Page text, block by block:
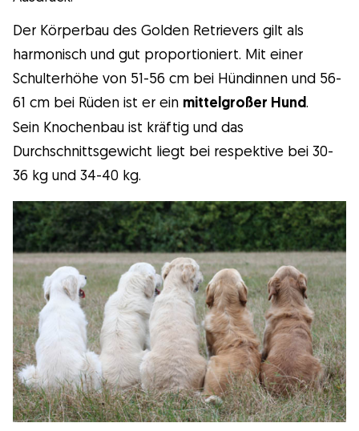
Der Körperbau des Golden Retrievers gilt als
harmonisch und gut proportioniert. Mit einer
Schulterhöhe von 51-56 cm bei Hündinnen und 56-
61 cm bei Rüden ist er ein mittelgroßer Hund.
Sein Knochenbau ist kräftig und das
Durchschnittsgewicht liegt bei respektive bei 30-
36 kg und 34-40 kg.